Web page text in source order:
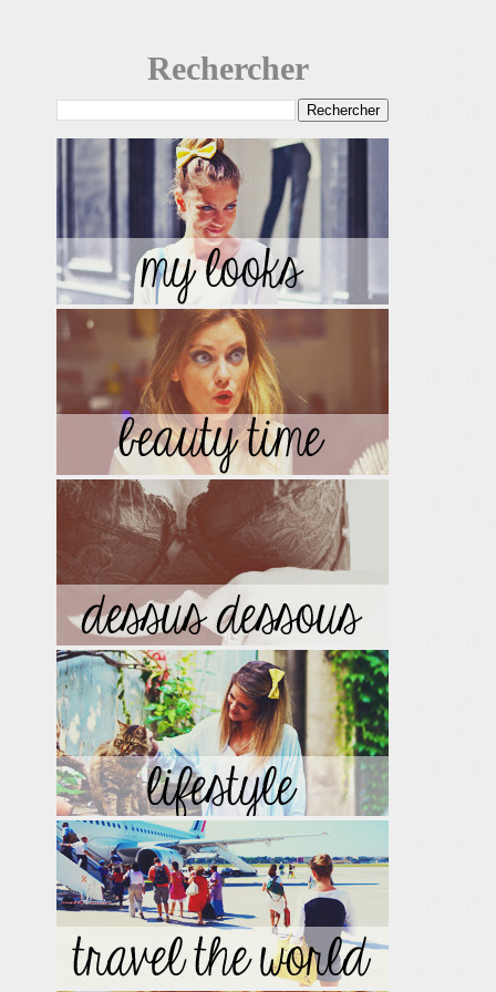
Rechercher